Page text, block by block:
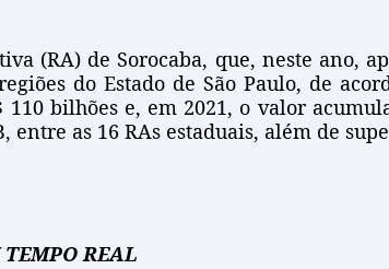
(RA) de Sorocaba, que, neste ano,
do Estado de São Paulo, de
110 bilhões e, em 2021, o valor
as 16 RAs estaduais, além de
REAL